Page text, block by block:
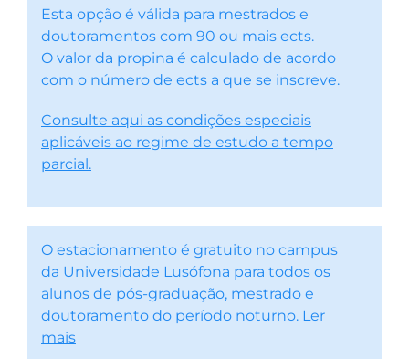
Esta opção é válida para mestrados e
doutoramentos com 90 ou mais ects.
O valor da propina é calculado de acordo
com o número de ects a que se inscreve.
Consulte aqui as condições especiais
aplicáveis ao regime de estudo a tempo
parcial.
O estacionamento é gratuito no campus
da Universidade Lusófona para todos os
alunos de pós-graduação, mestrado e
doutoramento do período noturno. Ler
mais